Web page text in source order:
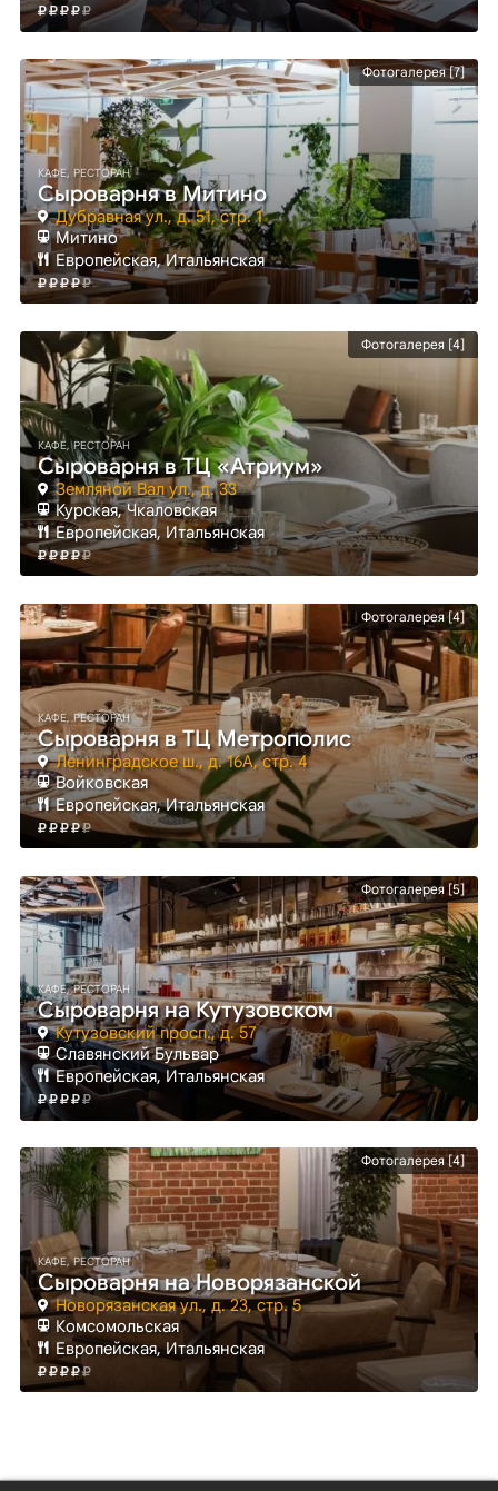
Фотогалерея [7]
КАФЕ, РЕСТОРАН
Сыроварня в Митино
Дубравная ул., д. 51, стр. 1
Митино
Европейская, Итальянская
Фотогалерея [4]
КАФЕ, РЕСТОРАН
Сыроварня в ТЦ «Атриум»
Земляной Вал ул., д. 33
Курская, Чкаловская
Европейская, Итальянская
Фотогалерея [4]
КАФЕ, РЕСТОРАН
Сыроварня в ТЦ Метрополис
Ленинградское ш., д. 16А, стр. 4
Войковская
Европейская, Итальянская
Фотогалерея [5]
КАФЕ, РЕСТОРАН
Сыроварня на Кутузовском
Кутузовский просп., д. 57
Славянский Бульвар
Европейская, Итальянская
Фотогалерея [4]
КАФЕ, РЕСТОРАН
Сыроварня на Новорязанской
Новорязанская ул., д. 23, стр. 5
Комсомольская
Европейская, Итальянская